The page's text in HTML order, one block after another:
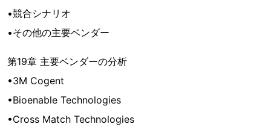
•競合シナリオ
•その他の主要ベンダー
第19章 主要ベンダーの分析
•3M Cogent
•Bioenable Technologies
•Cross Match Technologies